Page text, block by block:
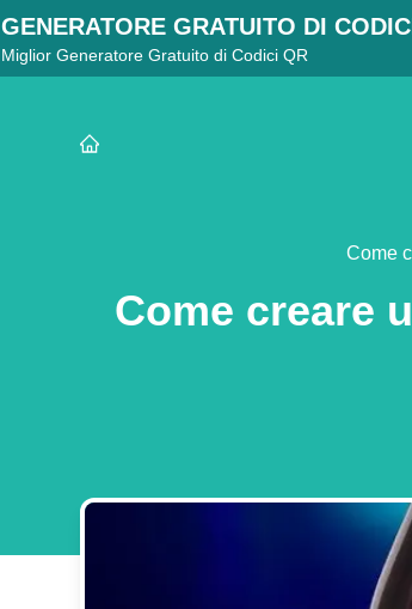
GENERATORE GRATUITO DI
Miglior Generatore Gratuito di Codici QR
Come
Come creare